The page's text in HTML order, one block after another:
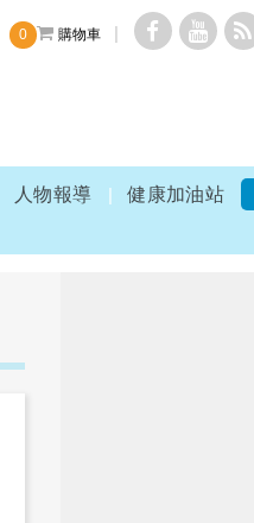
0 購物車
人物報導 健康加油站